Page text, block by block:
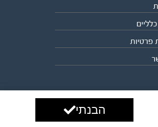
פרטיות
עיצוב ופיתוח: ביבר גלובלהבנתי